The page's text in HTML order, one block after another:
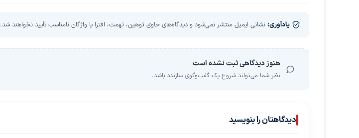
یادآوری: نشانی ایمیل منتشر نمی‌شود و دیدگاه‌های حاوی توهین، تهمت، افترا یا واژگان نامناسب تأیید نخواهند شد.
هنوز دیدگاهی ثبت نشده است
نظر شما می‌تواند شروع یک گفت‌وگوی سازنده باشد.
دیدگاهتان را بنویسید